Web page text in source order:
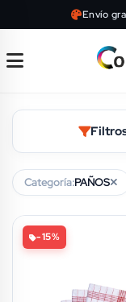
Envío
Categoría:PAÑOS
-15%